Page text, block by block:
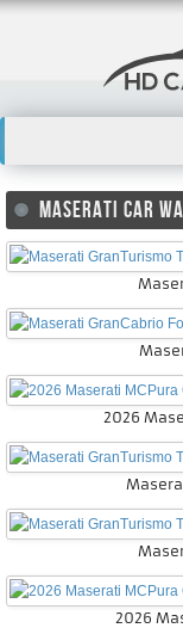
MASERATI CAR
2026
2026